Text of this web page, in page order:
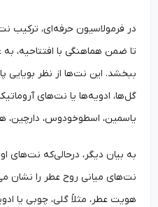
در فرمولاسیون حرفه‌ای، ترکیب
تا ضمن هماهنگی با افتتاحیه، به
ببخشد. این نت‌ها از نظر بویایی
گل‌ها، ادویه‌ها یا نت‌های آروماتیک
یاسمین، اسطوخودوس، دارچین، هل،
به بیان دیگر، درحالی‌که نت‌های
نت‌های میانی روح عطر را نشان
هویت عطر، مثلاً گلی، چوبی یا